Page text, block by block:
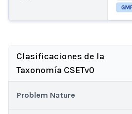
Clasificaciones de la
Taxonomía CSETv0
Problem Nature